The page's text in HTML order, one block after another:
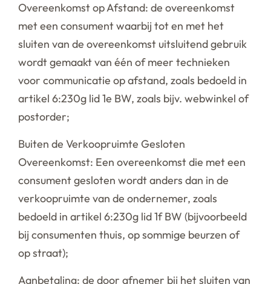
Overeenkomst op Afstand: de overeenkomst
met een consument waarbij tot en met het
sluiten van de overeenkomst uitsluitend gebruik
wordt gemaakt van één of meer technieken
voor communicatie op afstand, zoals bedoeld in
artikel 6:230g lid 1e BW, zoals bijv. webwinkel of
postorder;
Buiten de Verkoopruimte Gesloten
Overeenkomst: Een overeenkomst die met een
consument gesloten wordt anders dan in de
verkoopruimte van de ondernemer, zoals
bedoeld in artikel 6:230g lid 1f BW (bijvoorbeeld
bij consumenten thuis, op sommige beurzen of
op straat);
Aanbetaling: de door afnemer bij het sluiten van